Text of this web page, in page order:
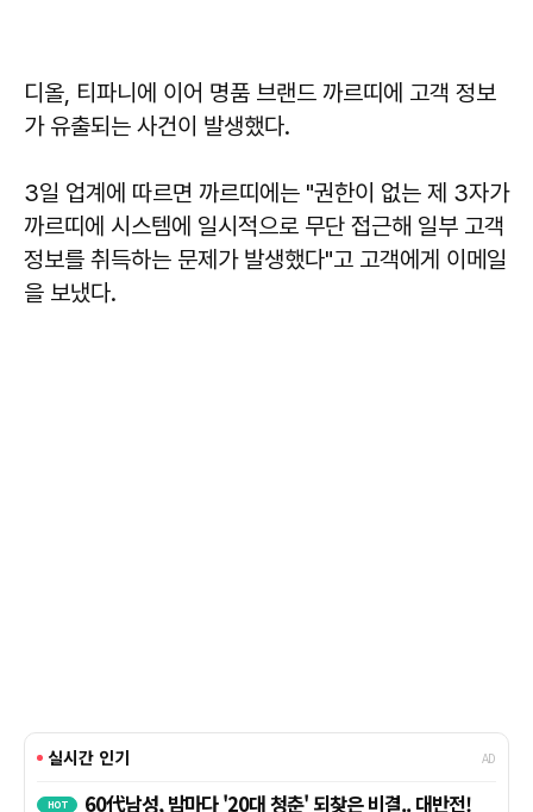
디올, 티파니에 이어 명품 브랜드 까르띠에 고객 정보
가 유출되는 사건이 발생했다.
3일 업계에 따르면 까르띠에는 "권한이 없는 제 3자가
까르띠에 시스템에 일시적으로 무단 접근해 일부 고객
정보를 취득하는 문제가 발생했다"고 고객에게 이메일
을 보냈다.